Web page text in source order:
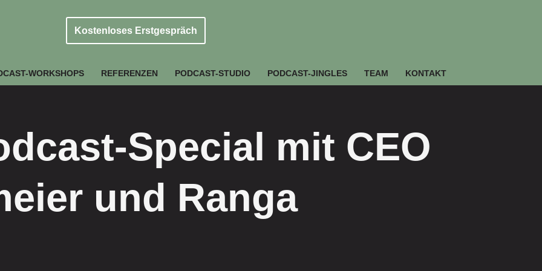
Kostenloses Erstgespräch
WORKSHOPS REFERENZEN PODCAST-STUDIO PODCAST-JINGLES TEAM KONTAKT
Special mit CEO
und Ranga